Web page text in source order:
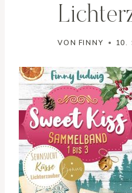
VON FINNY 10.